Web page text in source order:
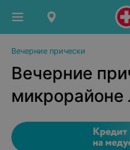
Вечерние прически
Вечерние